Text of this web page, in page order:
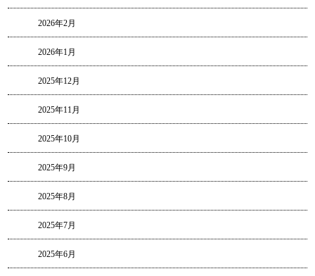
2026年2月
2026年1月
2025年12月
2025年11月
2025年10月
2025年9月
2025年8月
2025年7月
2025年6月